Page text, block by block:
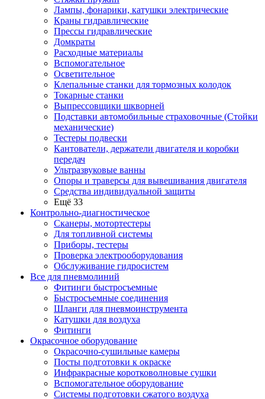
Лампы, фонарики, катушки электрические
Краны гидравлические
Прессы гидравлические
Домкраты
Расходные материалы
Вспомогательное
Осветительное
Клепальные станки для тормозных колодок
Токарные станки
Выпрессовщики шкворней
Подставки автомобильные страховочные (Стойки
механические)
Тестеры подвески
Кантователи, держатели двигателя и коробки
передач
Ультразвуковые ванны
Опоры и траверсы для вывешивания двигателя
Средства индивидуальной защиты
Ещё 33
Контрольно-диагностическое
Сканеры, мотортестеры
Для топливной системы
Приборы, тестеры
Проверка электрооборудования
Обслуживание гидросистем
Все для пневмолиний
Фитинги быстросъемные
Быстросъемные соединения
Шланги для пневмоинструмента
Катушки для воздуха
Фитинги
Окрасочное оборудование
Окрасочно-сушильные камеры
Посты подготовки к окраске
Инфракрасные коротковолновые сушки
Вспомогательное оборудование
Системы подготовки сжатого воздуха